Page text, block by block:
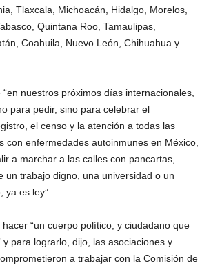
Tlaxcala, Michoacán, Hidalgo, Morelos,
Quintana Roo, Tamaulipas,
Coahuila, Nuevo León, Chihuahua y
nuestros próximos días internacionales,
para pedir, sino para celebrar el
el censo y la atención a todas las
con enfermedades autoinmunes en México,
a marchar a las calles con pancartas,
un trabajo digno, una universidad o un
es ley”.
“un cuerpo político, y ciudadano que
y para lograrlo, dijo, las asociaciones y
a trabajar con la Comisión de